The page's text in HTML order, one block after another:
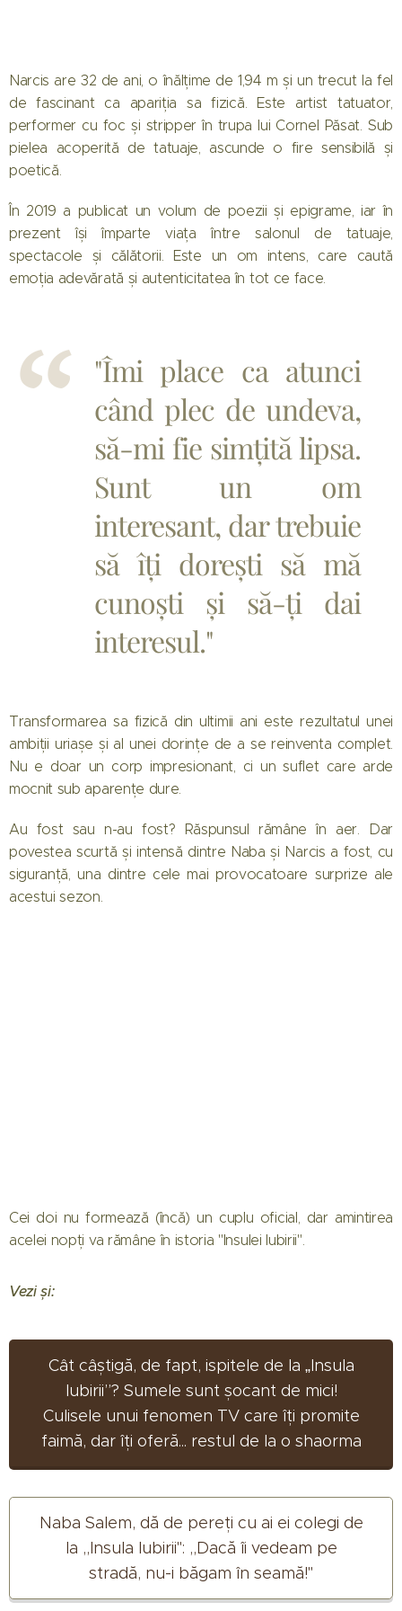
Narcis are 32 de ani, o înălțime de 1,94 m și un trecut la fel
de fascinant ca apariția sa fizică. Este artist tatuator,
performer cu foc și stripper în trupa lui Cornel Păsat. Sub
pielea acoperită de tatuaje, ascunde o fire sensibilă și
poetică.
În 2019 a publicat un volum de poezii și epigrame, iar în
prezent își împarte viața între salonul de tatuaje,
spectacole și călătorii. Este un om intens, care caută
emoția adevărată și autenticitatea în tot ce face.
"Îmi place ca atunci
când plec de undeva,
să-mi fie simțită lipsa.
Sunt un om
interesant, dar trebuie
să îți dorești să mă
cunoști și să-ți dai
interesul."
Transformarea sa fizică din ultimii ani este rezultatul unei
ambiții uriașe și al unei dorințe de a se reinventa complet.
Nu e doar un corp impresionant, ci un suflet care arde
mocnit sub aparențe dure.
Au fost sau n-au fost? Răspunsul rămâne în aer. Dar
povestea scurtă și intensă dintre Naba și Narcis a fost, cu
siguranță, una dintre cele mai provocatoare surprize ale
acestui sezon.
Cei doi nu formează (încă) un cuplu oficial, dar amintirea
acelei nopți va rămâne în istoria "Insulei Iubirii".
Vezi și:
Cât câștigă, de fapt, ispitele de la „Insula
Iubirii”? Sumele sunt șocant de mici!
Culisele unui fenomen TV care îți promite
faimă, dar îți oferă... restul de la o shaorma
Naba Salem, dă de pereți cu ai ei colegi de
la ,,Insula Iubirii": ,,Dacă îi vedeam pe
stradă, nu-i băgam în seamă!"